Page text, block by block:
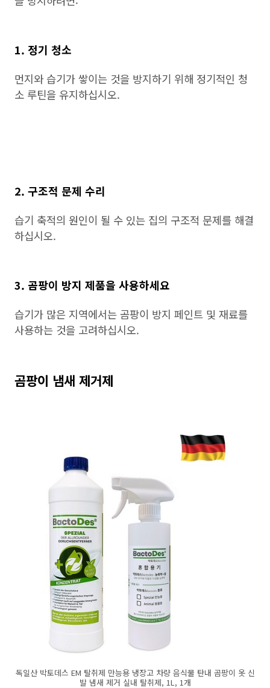
1. 정기 청소
먼지와 습기가 쌓이는 것을 방지하기 위해 정기적인 청
소 루틴을 유지하십시오.
2. 구조적 문제 수리
습기 축적의 원인이 될 수 있는 집의 구조적 문제를 해결
하십시오.
3. 곰팡이 방지 제품을 사용하세요
습기가 많은 지역에서는 곰팡이 방지 페인트 및 재료를
사용하는 것을 고려하십시오.
곰팡이 냄새 제거제
독일산 박토데스 EM 탈취제 만능용 냉장고 차량 음식물 탄내 곰팡이 옷 신
발 냄새 제거 실내 탈취제, 1L, 1개